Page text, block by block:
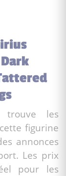
trouve les
figurine
annonces
Les prix
pour les